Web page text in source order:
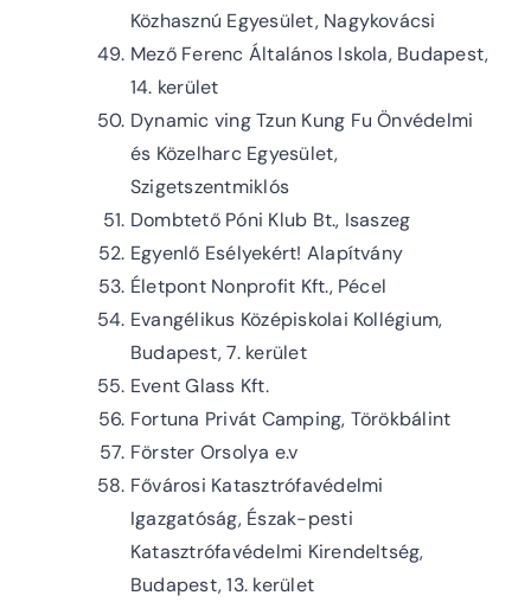
Közhasznú Egyesület, Nagykovácsi
Mező Ferenc Általános Iskola, Budapest,
14. kerület
Dynamic ving Tzun Kung Fu Önvédelmi
és Közelharc Egyesület,
Szigetszentmiklós
Dombtető Póni Klub Bt., Isaszeg
Egyenlő Esélyekért! Alapítvány
Életpont Nonprofit Kft., Pécel
Evangélikus Középiskolai Kollégium,
Budapest, 7. kerület
Event Glass Kft.
Fortuna Privát Camping, Törökbálint
Förster Orsolya e.v
Fővárosi Katasztrófavédelmi
Igazgatóság, Észak-pesti
Katasztrófavédelmi Kirendeltség,
Budapest, 13. kerület